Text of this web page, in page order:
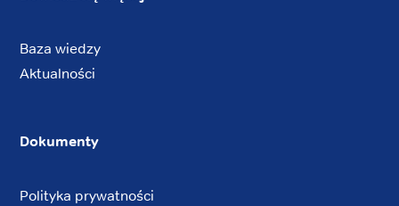
Baza wiedzy
Aktualności
Dokumenty
Polityka prywatności